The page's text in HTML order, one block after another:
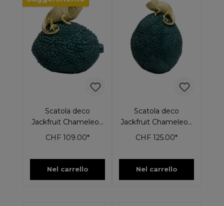
Scatola deco
Jackfruit Chameleon
20cm
CHF 109.00*
Nel carrello
Scatola deco
Jackfruit Chameleon
34cm
CHF 125.00*
Nel carrello